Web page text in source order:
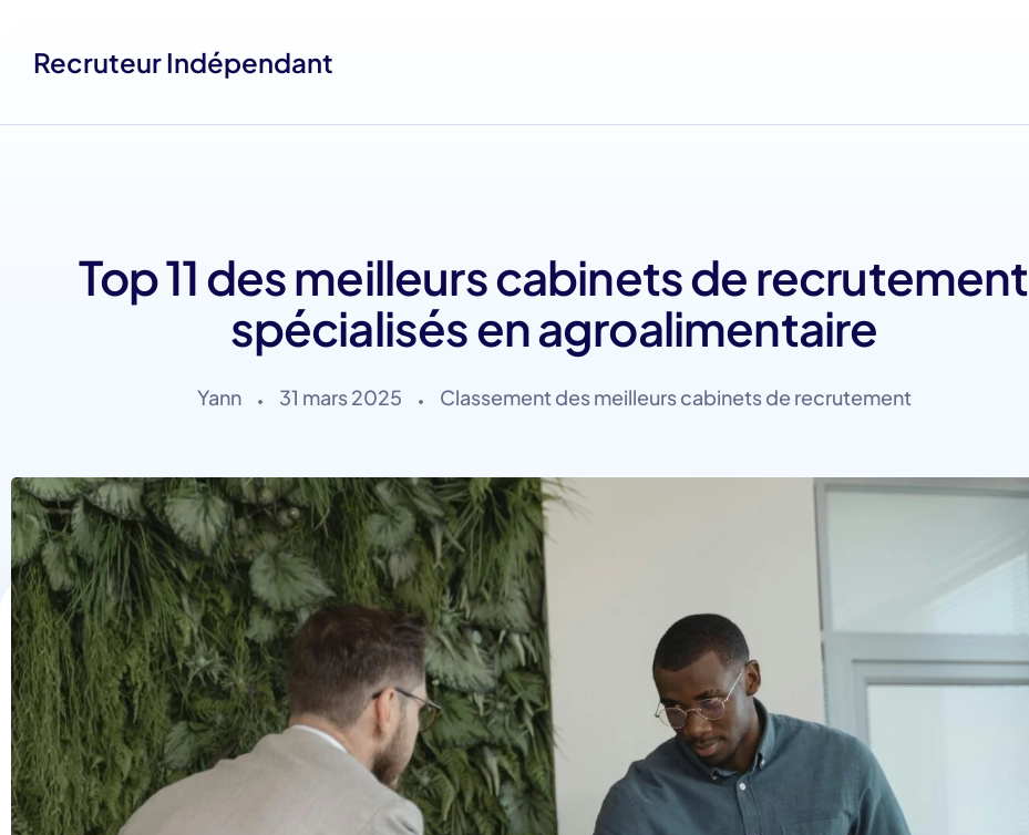
Recruteur Indépendant
Top 11 des meilleurs cabinets de recrutement
spécialisés en agroalimentaire
Yann 31 mars 2025 Classement des meilleurs cabinets de recrutement